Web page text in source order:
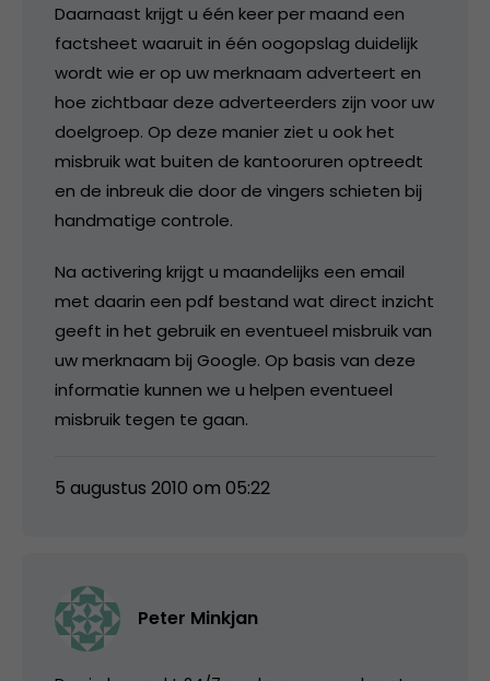
Daarnaast krijgt u één keer per maand een
factsheet waaruit in één oogopslag duidelijk
wordt wie er op uw merknaam adverteert en
hoe zichtbaar deze adverteerders zijn voor uw
doelgroep. Op deze manier ziet u ook het
misbruik wat buiten de kantooruren optreedt
en de inbreuk die door de vingers schieten bij
handmatige controle.
Na activering krijgt u maandelijks een email
met daarin een pdf bestand wat direct inzicht
geeft in het gebruik en eventueel misbruik van
uw merknaam bij Google. Op basis van deze
informatie kunnen we u helpen eventueel
misbruik tegen te gaan.
5 augustus 2010 om 05:22
Peter Minkjan